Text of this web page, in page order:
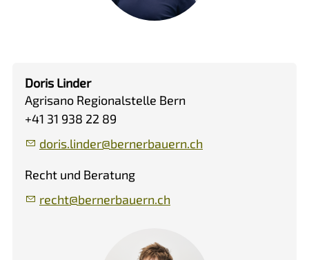
Doris Linder
Agrisano Regionalstelle Bern
+41 31 938 22 89
d r s l nd r b rn rb rn ch
Recht und Beratung
r cht b rn rb rn ch